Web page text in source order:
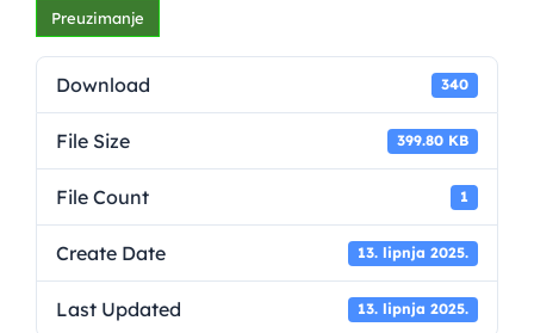
Preuzimanje
Download 340
File Size 399.80 KB
File Count 1
Create Date 13. lipnja 2025.
Last Updated 13. lipnja 2025.